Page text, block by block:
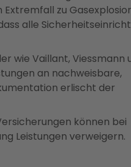
zu
alle
wie Vaillant, Viessmann
an nachweisbare,
erlischt der
können bei
Leistungen verweigern.